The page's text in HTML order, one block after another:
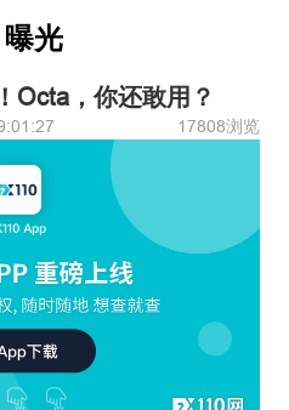
曝光
Octa，你还敢用？
17808浏览